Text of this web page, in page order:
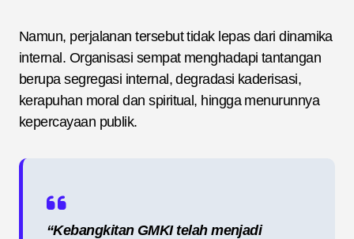
Namun, perjalanan tersebut tidak lepas dari dinamika
internal. Organisasi sempat menghadapi tantangan
berupa segregasi internal, degradasi kaderisasi,
kerapuhan moral dan spiritual, hingga menurunnya
kepercayaan publik.
“Kebangkitan GMKI telah menjadi